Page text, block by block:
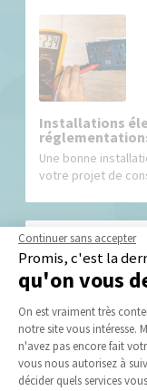
Installations
Une bonne
votre projet de
Comment bien
Le garage n’est
Continuer sans accepter
Promis, c'est la
qu'on vous
Plateforme
On est vraiment très
notre site vous intéresse.
n'avez pas encore fait
vous nous autorisez à
décider quels services